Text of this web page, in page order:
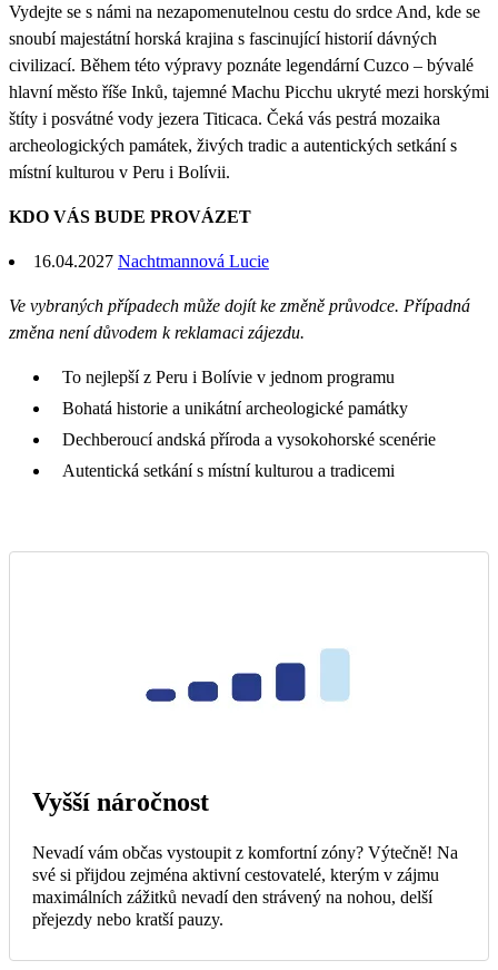
Vydejte se s námi na nezapomenutelnou cestu do srdce And, kde se
snoubí majestátní horská krajina s fascinující historií dávných
civilizací. Během této výpravy poznáte legendární Cuzco – bývalé
hlavní město říše Inků, tajemné Machu Picchu ukryté mezi horskými
štíty i posvátné vody jezera Titicaca. Čeká vás pestrá mozaika
archeologických památek, živých tradic a autentických setkání s
místní kulturou v Peru i Bolívii.
KDO VÁS BUDE PROVÁZET
16.04.2027 Nachtmannová Lucie
Ve vybraných případech může dojít ke změně průvodce. Případná
změna není důvodem k reklamaci zájezdu.
To nejlepší z Peru i Bolívie v jednom programu
Bohatá historie a unikátní archeologické památky
Dechberoucí andská příroda a vysokohorské scenérie
Autentická setkání s místní kulturou a tradicemi
Vyšší náročnost
Nevadí vám občas vystoupit z komfortní zóny? Výtečně! Na
své si přijdou zejména aktivní cestovatelé, kterým v zájmu
maximálních zážitků nevadí den strávený na nohou, delší
přejezdy nebo kratší pauzy.